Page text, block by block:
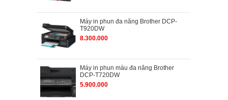
Máy in phun đa năng Brother DCP-
T920DW
8.300.000
Máy in phun màu đa năng Brother
DCP-T720DW
5.900.000